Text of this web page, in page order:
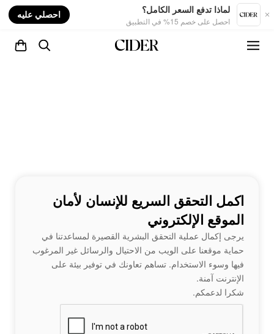
لماذا تدفع السعر الكامل؟
احصل على خصم 15% في التطبيق
احصلي عليه
اكمل التحقق السريع للإنسان لأمان
الموقع الإلكتروني
يرجى إكمال عملية التحقق البشرية القصيرة لمساعدتنا في
حماية موقعنا على الويب من الاحتيال والرسائل غير المرغوب
فيها وسوء الاستخدام. تساهم تعاونك في توفير بيئة على
الإنترنت آمنة.
شكرا لدعمكم.